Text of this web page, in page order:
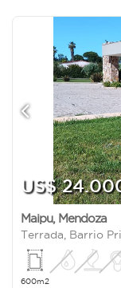
US$
Maipu, Mendoza
Terrada, Barrio
600m2